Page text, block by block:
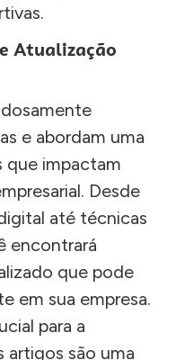
Atualização
e abordam uma
que impactam
Desde
até técnicas
encontrará
que pode
em sua empresa.
para a
artigos são uma